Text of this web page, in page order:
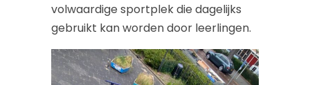
volwaardige sportplek die dagelijks
gebruikt kan worden door leerlingen.